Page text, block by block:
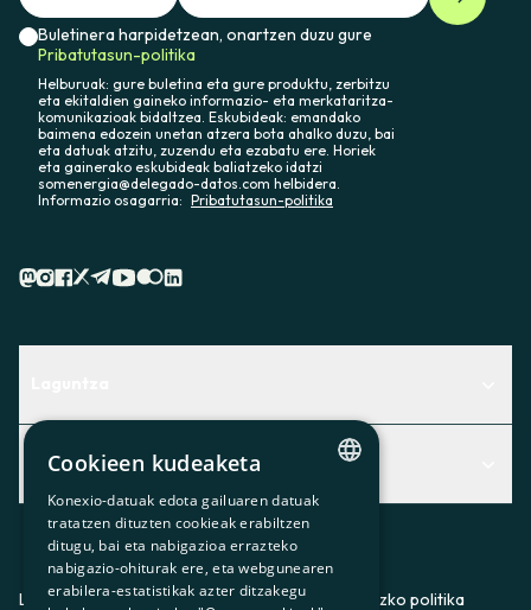
Buletinera harpidetzean, onartzen duzu gure
Pribatutasun-politika
Helburuak: gure buletina eta gure produktu, zerbitzu
eta ekitaldien gaineko informazio- eta merkataritza-
komunikazioak bidaltzea. Eskubideak: emandako
baimena edozein unetan atzera bota ahalko duzu, bai
eta datuak atzitu, zuzendu eta ezabatu ere. Horiek
eta gainerako eskubideak baliatzeko idatzi
somenergia@delegado-datos.com helbidera.
Informazio osagarria: Pribatutasun-politika
Centro de Ayuda
Aurkitu zerbitzurik egokiena zuretzat
Contacto
Albisteak
Albisteak
Bazkideen txokoa
Prentsa
Lege-oharraPribatutasun-politikaCookieei buruzko politika
CATALAN
SPANISH
GL
Cookieen kudeaketa
Konexio-datuak edota gailuaren datuak
tratatzen dituzten cookieak erabiltzen
ditugu, bai eta nabigazioa errazteko
nabigazio-ohiturak ere, eta webgunearen
erabilera-estatistikak azter ditzakegu